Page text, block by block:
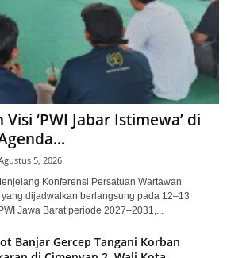
‘PWI Jabar Istimewa’ di
5, 2026
Konferensi Persatuan Wartawan
yang dijadwalkan berlangsung pada 12–13
Jawa Barat periode 2027–2031,...
Banjar Gercep Tangani Korban